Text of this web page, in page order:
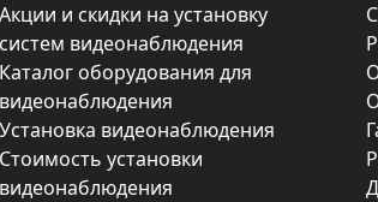
Акции и скидки на установку
систем видеонаблюдения
Каталог оборудования для
видеонаблюдения
Установка видеонаблюдения
Стоимость установки
видеонаблюдения